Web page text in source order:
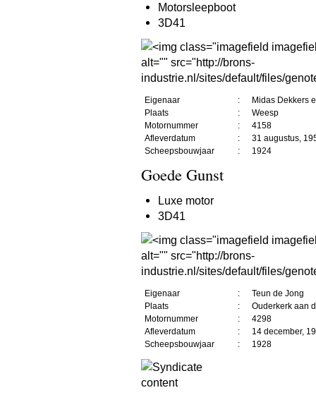
Motorsleepboot
3D41
Eigenaar :
Midas Dekkers
Plaats
:
Weesp
Motornummer
:
4158
Afleverdatum
:
31 augustus,
Scheepsbouwjaar
: 1924
Goede Gunst
Luxe motor
3D41
Eigenaar :
Teun de Jong
Plaats
:
Ouderkerk aan
Motornummer
:
4298
Afleverdatum
:
14 december,
Scheepsbouwjaar
: 1928